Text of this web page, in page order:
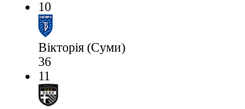
10
Вікторія (Суми)
36
11